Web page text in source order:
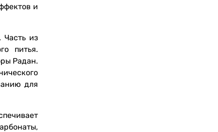
и
Часть из
питья.
Радан.
для